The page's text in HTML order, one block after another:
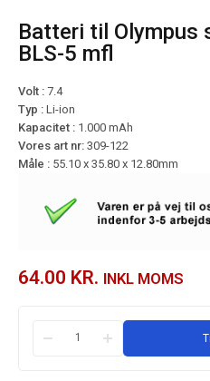
Batteri til Olympus som erstatter
BLS-5 mfl
Volt : 7.4
Typ : Li-ion
Kapacitet : 1.000 mAh
Vores art nr: 309-122
Måle : 55.10 x 35.80 x 12.80mm
64.00 KR. INKL MOMS